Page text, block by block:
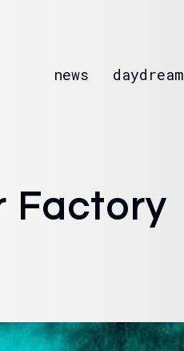
news daydream
Factory